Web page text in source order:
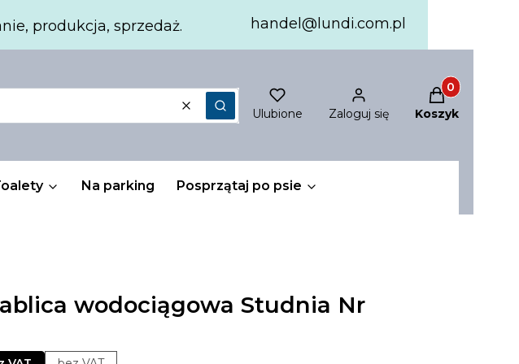
produkcja, sprzedaż. handel@lundi.com.pl
WyczyśćSzukajUlubione Zaloguj się
Produkty w
Koszyk
Na parking Posprzątaj po psie
wodociągowa Studnia Nr